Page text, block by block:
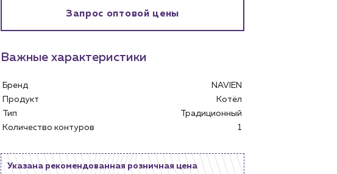
Личный кабинет
Контактные данные
Наши партнёры
Запрос оптовой цены
Важные характеристики
Бренд
NAVIEN
Продукт
Котёл
Тип
Традиционный
Количество контуров
1
Указана рекомендованная розничная цена